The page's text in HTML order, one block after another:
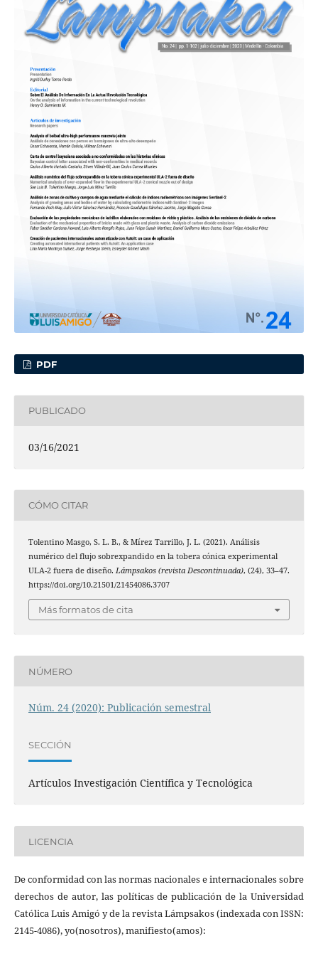
PDF
PUBLICADO
03/16/2021
CÓMO CITAR
Tolentino Masgo, S. L. B., & Mírez Tarrillo, J. L. (2021). Análisis
numérico del flujo sobrexpandido en la tobera cónica experimental
ULA-2 fuera de diseño. Lámpsakos (revista Descontinuada), (24), 33–47.
https://doi.org/10.21501/21454086.3707
Más formatos de cita
NÚMERO
Núm. 24 (2020): Publicación semestral
SECCIÓN
Artículos Investigación Científica y Tecnológica
LICENCIA
De conformidad con las normas nacionales e internacionales sobre
derechos de autor, las políticas de publicación de la Universidad
Católica Luis Amigó y de la revista Lámpsakos (indexada con ISSN:
2145-4086), yo(nosotros), manifiesto(amos):